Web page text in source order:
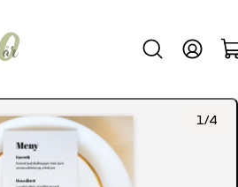
1 /4